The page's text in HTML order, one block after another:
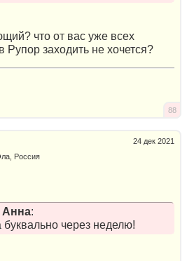
что от вас уже всех
Рупор заходить не хочется?
88
24 дек 2021
Россия
Анна:
через неделю!